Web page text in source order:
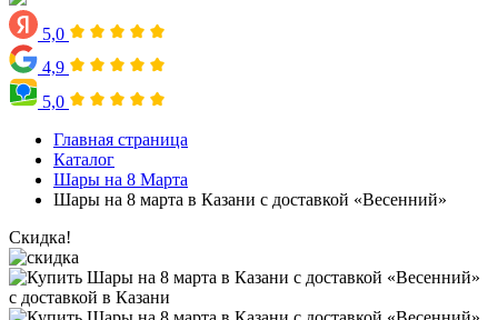
5,0
4,9
5,0
Главная страница
Каталог
Шары на 8 Марта
Шары на 8 марта в Казани с доставкой «Весенний»
Скидка!